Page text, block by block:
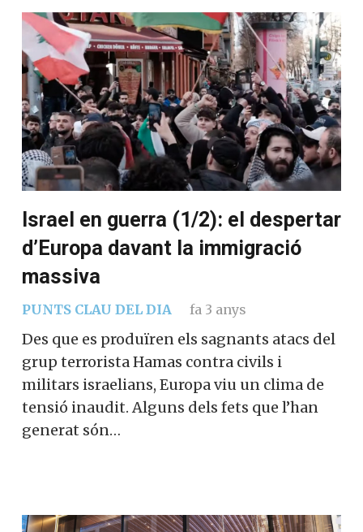
Israel en guerra (1/2): el despertar
d’Europa davant la immigració
massiva
PUNTS CLAU DEL DIA fa 3 anys
Des que es produïren els sagnants atacs del
grup terrorista Hamas contra civils i
militars israelians, Europa viu un clima de
tensió inaudit. Alguns dels fets que l’han
generat són…